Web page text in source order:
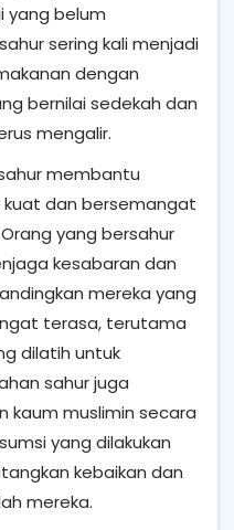
yang belum
sering kali menjadi
dengan
bernilai sedekah dan
mengalir.
membantu
dan bersemangat
yang bersahur
kesabaran dan
mereka yang
terasa, terutama
dilatih untuk
sahur juga
kaum muslimin secara
yang dilakukan
kebaikan dan
mereka.